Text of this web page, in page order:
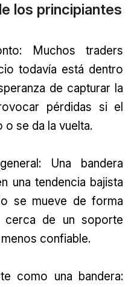
los principiantes
Muchos traders
todavía está dentro
de capturar la
pérdidas si el
o se da la vuelta.
Una bandera
una tendencia bajista
se mueve de forma
cerca de un soporte
confiable.
como una bandera: